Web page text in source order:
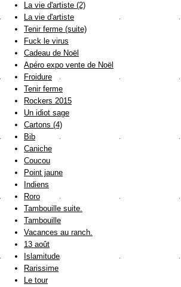
La vie d'artiste (2)
La vie d'artiste
Tenir ferme (suite)
Fuck le virus
Cadeau de Noël
Apéro expo vente de Noël
Froidure
Tenir ferme
Rockers 2015
Un idiot sage
Cartons (4)
Bib
Caniche
Coucou
Point jaune
Indiens
Roro
Tambouille suite.
Tambouille
Vacances au ranch.
13 août
Islamitude
Rarissime
Le tour